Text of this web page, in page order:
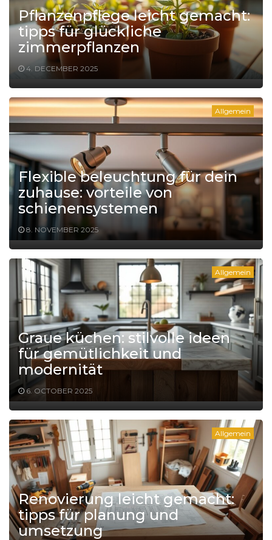
Pflanzenpflege leicht gemacht:
tipps für glückliche
zimmerpflanzen
4. DECEMBER 2025
Allgemein
Flexible beleuchtung für dein
zuhause: vorteile von
schienensystemen
8. NOVEMBER 2025
Allgemein
Graue küchen: stilvolle ideen
für gemütlichkeit und
modernität
6. OCTOBER 2025
Allgemein
Renovierung leicht gemacht:
tipps für planung und
umsetzung